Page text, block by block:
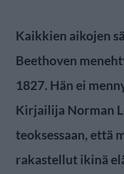
Kaikkien aikojen
Beethoven
1827. Hän ei
Kirjailija Norman
teoksessaan, että
rakastellut ikinä